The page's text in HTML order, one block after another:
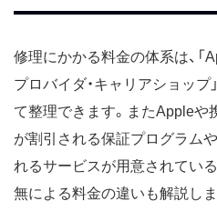
修理にかかる料金の体系は、「
プロバイダ・キャリアショップ
て整理できます。またAppleや
が割引される保証プログラム
れるサービスが用意されてい
無による料金の違いも解説しま